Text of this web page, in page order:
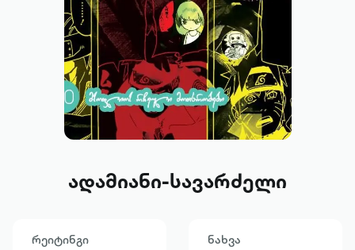
ადამიანი-სავარძელი
რეიტინგი ნახვა